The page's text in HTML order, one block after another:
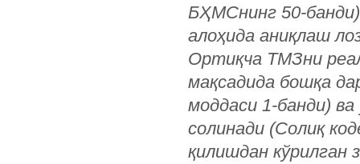
БҲМСнинг 50-
алоҳида аниқлаш
Ортиқча ТМЗни
мақсадида бошқа
моддаси 1-банди)
солинади (Солиқ
қилишдан кўрилган